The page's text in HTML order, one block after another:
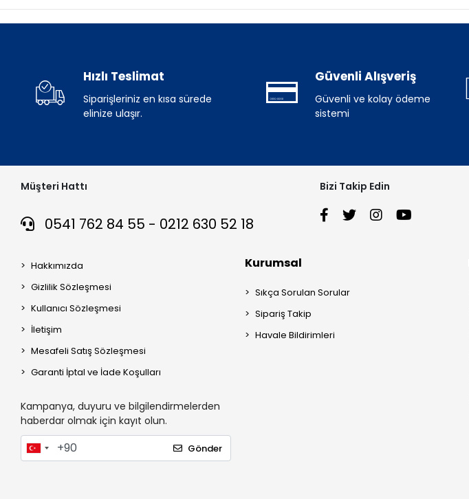
Hızlı Teslimat
Siparişleriniz en kısa sürede
elinize ulaşır.
Güvenli Alışveriş
Güvenli ve kolay ödeme
sistemi
Müşteri Hattı
0541 762 84 55 - 0212 630 52 18
Bizi Takip Edin
Hakkımızda
Gizlilik Sözleşmesi
Kullanıcı Sözleşmesi
İletişim
Mesafeli Satış Sözleşmesi
Garanti İptal ve İade Koşulları
Kampanya, duyuru ve bilgilendirmelerden
haberdar olmak için kayıt olun.
Gönder
Kurumsal
Sıkça Sorulan Sorular
Sipariş Takip
Havale Bildirimleri